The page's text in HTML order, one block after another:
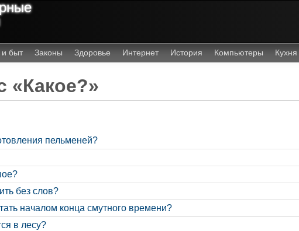
быт Законы Здоровье Интернет История Компьютеры Кухня
«Какое?»
пельменей?
без слов?
началом конца смутного времени?
в лесу?